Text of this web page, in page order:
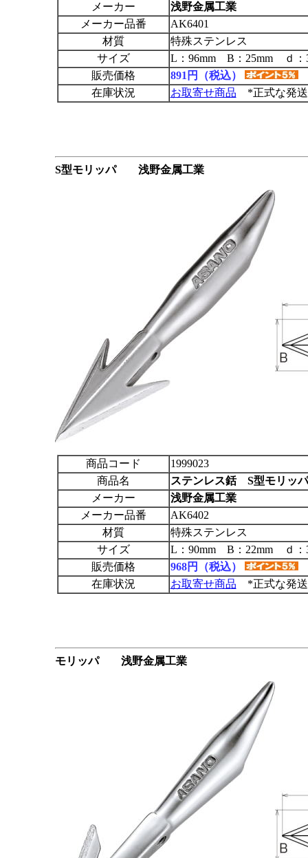
メーカー
浅野金属工業
メーカー品番
AK6401
材質
特殊ステンレス
サイズ
L：96mm B：25mm ｄ
販売価格
891円（税込）
在庫状況
お取寄せ商品 *正式な発送
S型モリッパ 浅野金属工業
商品コード
1999023
商品名
ステンレス銛 S型モリッパ
メーカー
浅野金属工業
メーカー品番
AK6402
材質
特殊ステンレス
サイズ
L：90mm B：22mm ｄ
販売価格
968円（税込）
在庫状況
お取寄せ商品 *正式な発送
モリッパ 浅野金属工業